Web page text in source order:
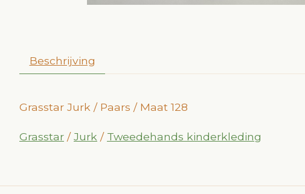
Beschrijving
Grasstar Jurk / Paars / Maat 128
Grasstar /Jurk / Tweedehands kinderkleding